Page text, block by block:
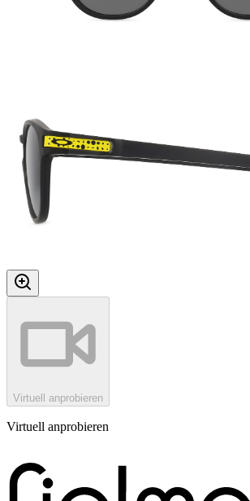
Virtuell anprobieren
Virtuell anprobieren